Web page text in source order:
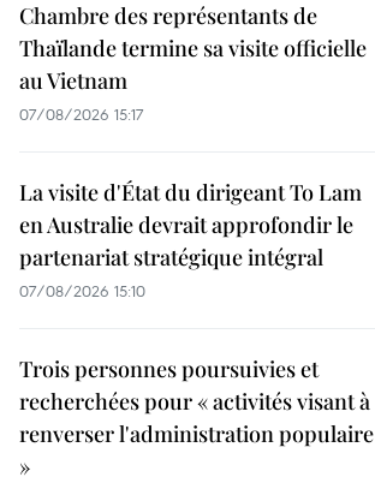
Chambre des représentants de
Thaïlande termine sa visite officielle
au Vietnam
07/08/2026 15:17
La visite d'État du dirigeant To Lam
en Australie devrait approfondir le
partenariat stratégique intégral
07/08/2026 15:10
Trois personnes poursuivies et
recherchées pour « activités visant à
renverser l'administration populaire
»